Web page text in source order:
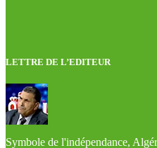
LETTRE DE L’EDITEUR
Symbole de l'indépendance,